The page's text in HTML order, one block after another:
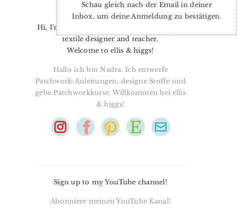
Hi, I’m Nadra. I’m a quilt pattern designer,
textile designer and teacher.
Welcome to ellis & higgs!
Hallo ich bin Nadra. Ich entwerfe
Patchwork-Anleitungen, designe Stoffe und
gebe Patchworkkurse. Willkommen bei ellis
& higgs!
Sign up to my YouTube channel!
Abonniere meinen YouTube Kanal!
Schau gleich nach der Email in deiner
Inbox, um deine Anmeldung zu bestätigen.